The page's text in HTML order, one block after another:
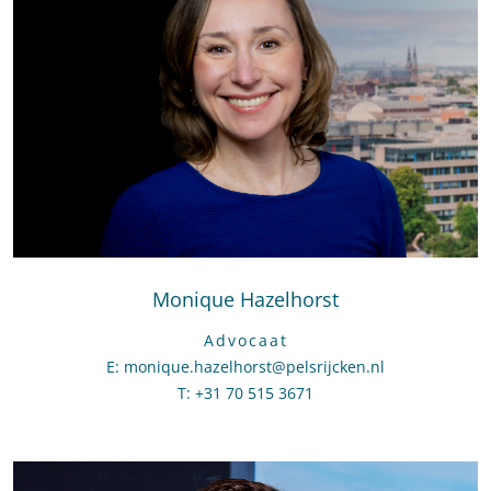
Monique Hazelhorst
Advocaat
E: Stuur een e-mail naar Monique Hazelhorst
monique.hazelhorst@pelsrijcken.nl
T: Bel naar Monique Hazelhorst
+31 70 515 3671